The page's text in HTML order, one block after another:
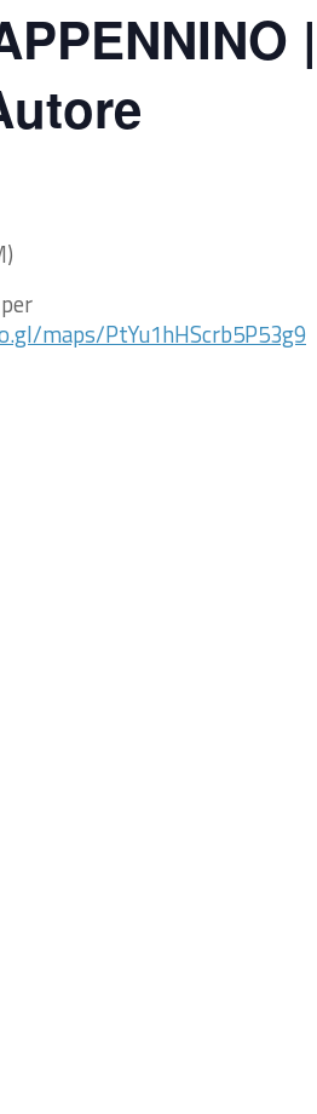
maps/PtYu1hHScrb5P53g9